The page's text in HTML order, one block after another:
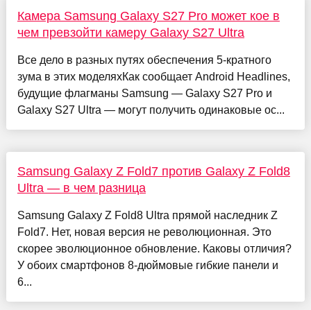
Камера Samsung Galaxy S27 Pro может кое в
чем превзойти камеру Galaxy S27 Ultra
Все дело в разных путях обеспечения 5-кратного
зума в этих моделяхКак сообщает Android Headlines,
будущие флагманы Samsung — Galaxy S27 Pro и
Galaxy S27 Ultra — могут получить одинаковые ос...
Samsung Galaxy Z Fold7 против Galaxy Z Fold8
Ultra — в чем разница
Samsung Galaxy Z Fold8 Ultra прямой наследник Z
Fold7. Нет, новая версия не революционная. Это
скорее эволюционное обновление. Каковы отличия?
У обоих смартфонов 8-дюймовые гибкие панели и
6...